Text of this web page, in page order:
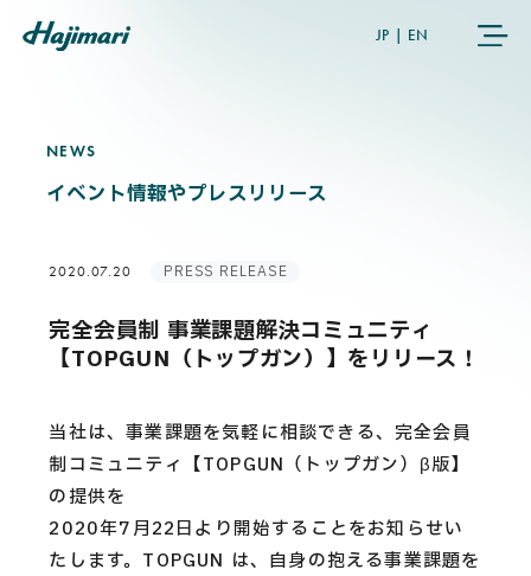
JP EN
COMPANY
NEWS
MEMBERS
CAREERS
NEWS
NEWS
イベント情報やプレスリリース
2020.07.20 PRESS RELEASE
完全会員制 事業課題解決コミュニティ
【TOPGUN（トップガン）】をリリース！
当社は、事業課題を気軽に相談できる、完全会員
制コミュニティ【TOPGUN（トップガン）β版】
の提供を
2020年7月22日より開始することをお知らせい
たします。TOPGUN は、自身の抱える事業課題を